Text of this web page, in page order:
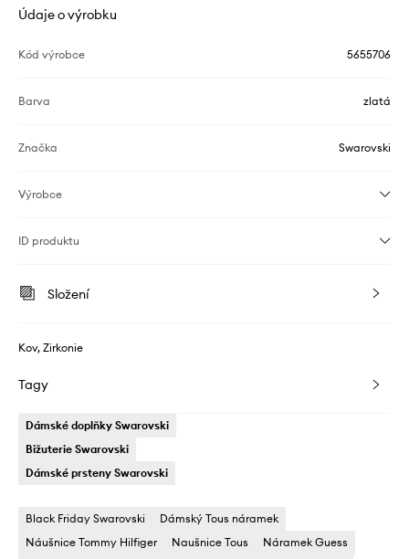
Údaje o výrobku
Kód výrobce 5655706
Barva zlatá
Značka Swarovski
Výrobce
ID produktu
Složení
Kov, Zirkonie
Tagy
Dámské doplňky Swarovski
Bižuterie Swarovski
Dámské prsteny Swarovski
Black Friday Swarovski
Dámský Tous náramek
Náušnice Tommy Hilfiger
Naušnice Tous Náramek Guess